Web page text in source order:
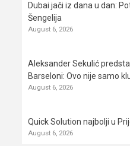
Dubai jači iz dana u dan:
Šengelija
August 6, 2026
Aleksander Sekulić
Barseloni: Ovo nije samo
August 6, 2026
Quick Solution najbolji u
August 6, 2026